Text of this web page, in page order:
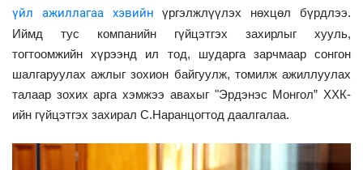
үйл ажиллагаа хэвийн үргэлжлүүлэх нөхцөл бүрдлээ.
Иймд тус компанийн гүйцэтгэх захирлыг хууль,
тогтоомжийн хүрээнд ил тод, шударга зарчмаар сонгон
шалгаруулах ажлыг зохион байгуулж, томилж ажиллуулах
талаар зохих арга хэмжээ авахыг "Эрдэнэс Монгол” ХХК-
ийн гүйцэтгэх захирал С.Наранцогтод даалгалаа.